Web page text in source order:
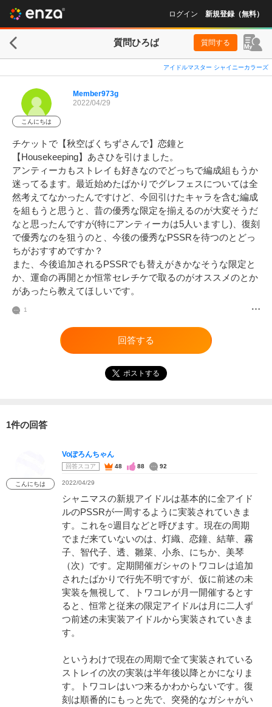
ログイン 新規登録（無料）
質問ひろば 質問する
アイドルマスター シャイニーカラーズ
こんにちは
Member973g
2022/04/29
チケットで【秋空ばくちずさんで】恋鐘と
【Housekeeping】あさひを引けました。
アンティーカもストレイも好きなのでどっちで編成組もうか
迷ってるます。最近始めたばかりでグレフェスについては全
然考えてなかったんですけど、今回引けたキャラを含む編成
を組もうと思うと、昔の優秀な限定を揃えるのが大変そうだ
なと思ったんですが(特にアンティーカは5人いますし)、復刻
で優秀なのを狙うのと、今後の優秀なPSSRを待つのとどっ
ちがおすすめですか？
また、今後追加されるPSSRでも替えがきかなそうな限定と
か、運命の再開とか恒常セレチケで取るのがオススメのとか
があったら教えてほしいです。
1
回答する
ポストする
1件の回答
こんにちは
Voぽろんちゃん
回答スコア 48 88 92
2022/04/29
シャニマスの新規アイドルは基本的に全アイド
ルのPSSRが一周するように実装されていきま
す。これを○週目などと呼びます。現在の周期
でまだ来ていないのは、灯織、恋鐘、結華、霧
子、智代子、透、雛菜、小糸、にちか、美琴
（次）です。定期開催ガシャのトワコレは追加
されたばかりで行先不明ですが、仮に前述の未
実装を無視して、トワコレが月一開催するとす
ると、恒常と従来の限定アイドルは月に二人ず
つ前述の未実装アイドルから実装されていきま
す。
というわけで現在の周期で全て実装されている
ストレイの次の実装は半年後以降とかになりま
す。トワコレはいつ来るかわからないです。復
刻は順番的にもっと先で、突発的なガシャがい